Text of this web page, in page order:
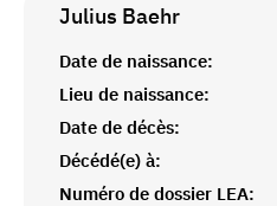
Julius Baehr
Date de naissance:
Lieu de naissance:
Date de décès:
Décédé(e) à:
Numéro de dossier LEA: